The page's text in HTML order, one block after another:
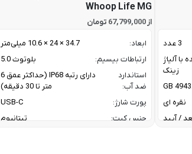
3 عدد
با آلیاژ
زینک
GB
نقره ای
سری 14 به بعد / آیپد
Whoop Life MG
از 67,799,000 تومان
ابعاد:
34.7 × 24 × 10.6 میلی‌متر
ارتباطات بیسیم:
بلوتوث 5.0
استاندارد
ضد آب:
دارای رتبه IP68 (حداکثر عمق 6
متر تا 30 دقیقه)
پورت شارژ:
USB-C
جنس کیت:
تیتانیوم